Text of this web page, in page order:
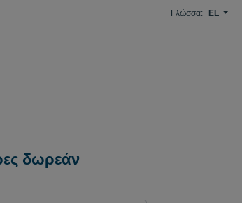
Γλώσσα: EL
δωρεάν